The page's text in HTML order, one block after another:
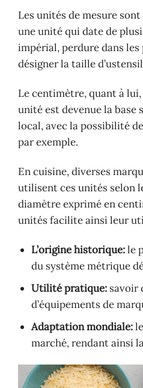
Les unités de mesure
une unité qui date de
impérial, perdure dans
désigner la taille
Le centimètre, quant à
unité est devenue la base
local, avec la possibilité
par exemple.
En cuisine, diverses
utilisent ces unités selon
diamètre exprimé en
unités facilite ainsi leur
L’origine historique:le
du système métrique
Utilité pratique: savoir
d’équipements de
Adaptation mondiale:
marché, rendant ainsi